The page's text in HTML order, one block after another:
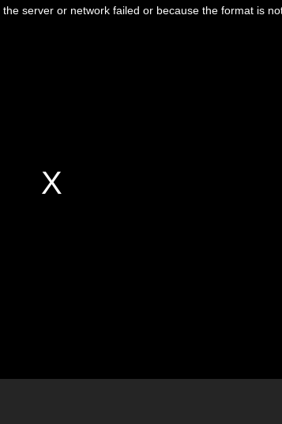
server or network failed or because the format is